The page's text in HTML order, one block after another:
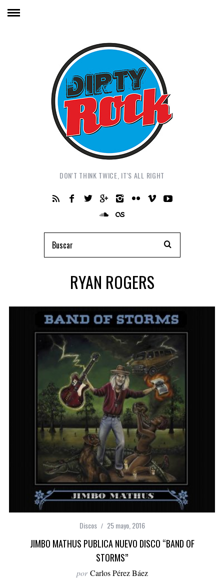
DON'T THINK TWICE, IT'S ALL RIGHT
RYAN ROGERS
Discos 25 mayo, 2016
JIMBO MATHUS PUBLICA NUEVO DISCO “BAND OF
STORMS”
por Carlos Pérez Báez